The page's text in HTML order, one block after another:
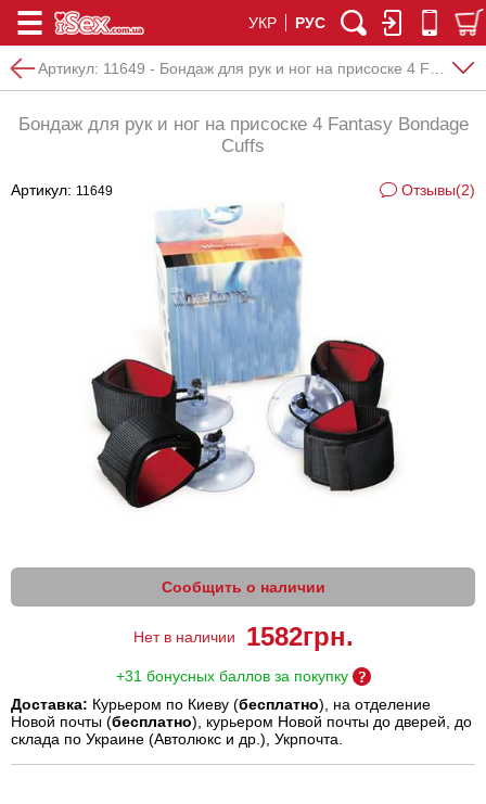
УКР РУС
Артикул: 11649 - Бондаж для рук и ног на присоске 4 Fantasy Bondage Cuffs
Бондаж для рук и ног на присоске 4 Fantasy Bondage
Cuffs
Артикул: 11649 Отзывы(2)
Сообщить о наличии
Нет в наличии 1582грн.
+31 бонусных баллов за покупку
Доставка: Курьером по Киеву (бесплатно), на отделение
Новой почты (бесплатно), курьером Новой почты до дверей, до
склада по Украине (Автолюкс и др.), Укрпочта.